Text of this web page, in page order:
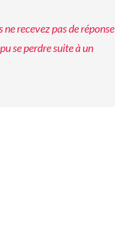
ne recevez pas de réponse
se perdre suite à un